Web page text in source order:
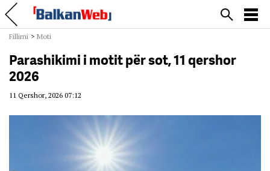
Fillimi > Moti
Parashikimi i motit për sot, 11 qershor
2026
11 Qershor, 2026 07:12